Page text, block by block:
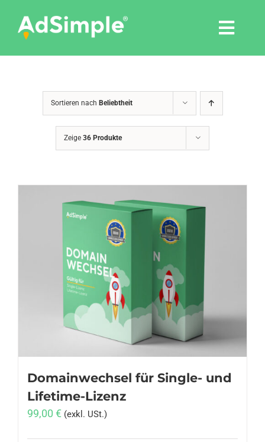
content
Pressemitteilungen
Shop
Sortieren nach Beliebtheit
Zeige 36 Produkte
Domainwechsel für Single- und
Lifetime-Lizenz
99,00 € (exkl. USt.)